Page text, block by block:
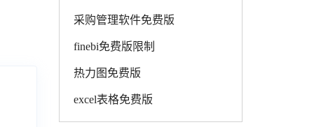
采购管理软件免费版
finebi免费版限制
热力图免费版
excel表格免费版